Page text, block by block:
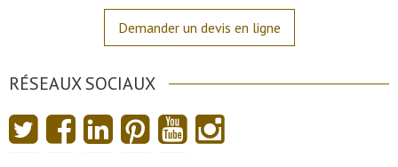
Demander un devis en ligne
RÉSEAUX SOCIAUX